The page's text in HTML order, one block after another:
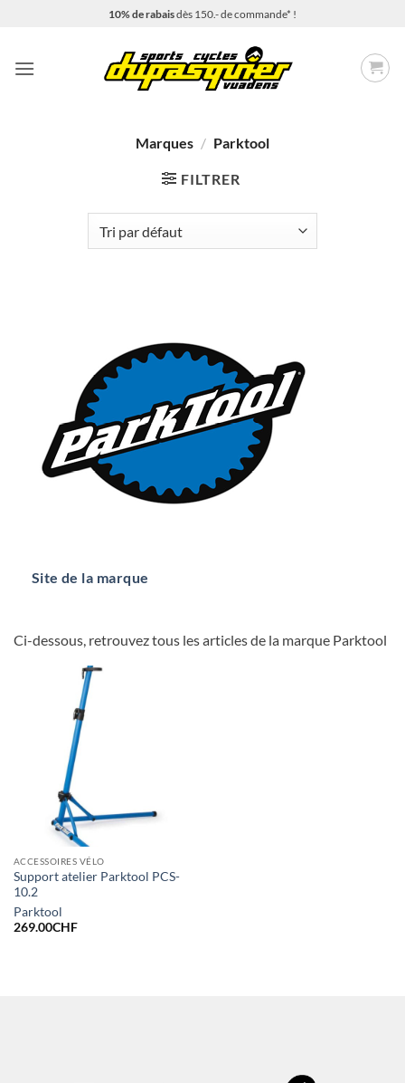
10% de rabaisdès 150.- de commande* !
Marques / Parktool
FILTRER
Site de la marque
Ci-dessous, retrouvez tous les articles de la marque Parktool
ACCESSOIRES VÉLO
Support atelier Parktool PCS-
10.2
Parktool
269.00CHF